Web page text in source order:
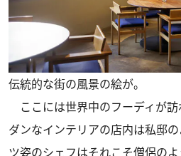
伝統的な街の風景の絵が。
ここには世界中のフーディが
ダンなインテリアの店内は私邸
ツ姿のシェフはそれこそ僧侶の